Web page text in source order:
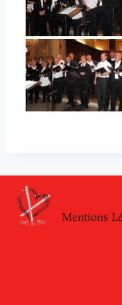
Mentions